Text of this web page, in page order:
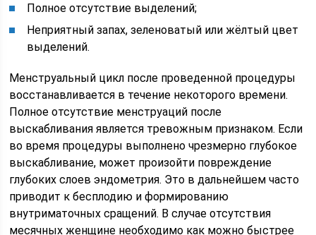
Полное отсутствие выделений;
Неприятный запах, зеленоватый или жёлтый цвет
выделений.
Менструальный цикл после проведенной процедуры
восстанавливается в течение некоторого времени.
Полное отсутствие менструаций после
выскабливания является тревожным признаком. Если
во время процедуры выполнено чрезмерно глубокое
выскабливание, может произойти повреждение
глубоких слоев эндометрия. Это в дальнейшем часто
приводит к бесплодию и формированию
внутриматочных сращений. В случае отсутствия
месячных женщине необходимо как можно быстрее